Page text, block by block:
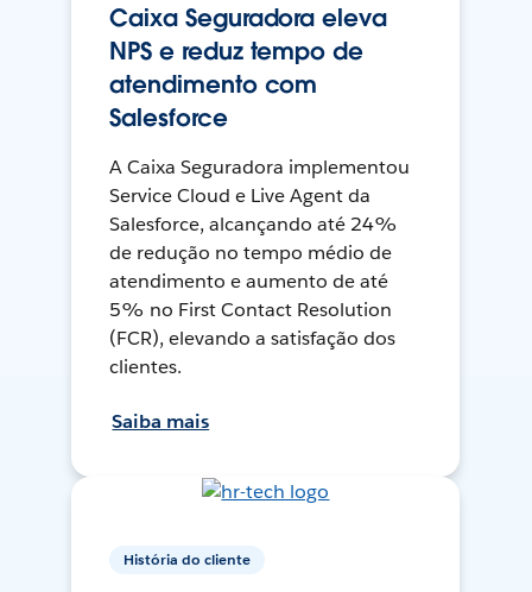
Caixa Seguradora eleva
NPS e reduz tempo de
atendimento com
Salesforce
A Caixa Seguradora implementou
Service Cloud e Live Agent da
Salesforce, alcançando até 24%
de redução no tempo médio de
atendimento e aumento de até
5% no First Contact Resolution
(FCR), elevando a satisfação dos
clientes.
Saiba mais
História do cliente